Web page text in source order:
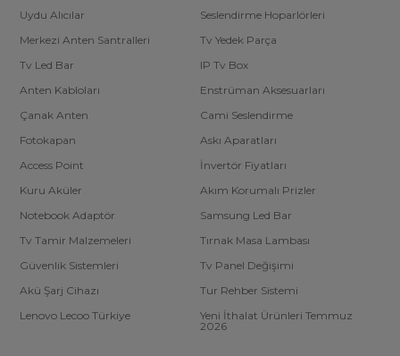
Uydu Alıcılar
Seslendirme Hoparlörleri
Merkezi Anten Santralleri
Tv Yedek Parça
Tv Led Bar
IP Tv Box
Anten Kabloları
Enstrüman Aksesuarları
Çanak Anten
Cami Seslendirme
Fotokapan
Askı Aparatları
Access Point
İnvertör Fiyatları
Kuru Aküler
Akım Korumalı Prizler
Notebook Adaptör
Samsung Led Bar
Tv Tamir Malzemeleri
Tırnak Masa Lambası
Güvenlik Sistemleri
Tv Panel Değişimi
Akü Şarj Cihazı
Tur Rehber Sistemi
Lenovo Lecoo Türkiye
Yeni İthalat Ürünleri Temmuz
2026